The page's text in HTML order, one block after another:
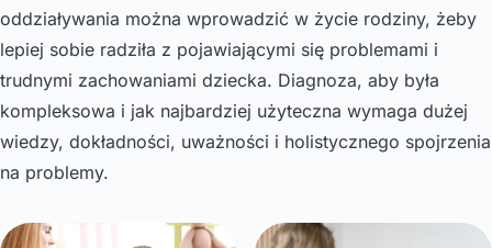
oddziaływania można wprowadzić w życie rodziny, żeby
lepiej sobie radziła z pojawiającymi się problemami i
trudnymi zachowaniami dziecka. Diagnoza, aby była
kompleksowa i jak najbardziej użyteczna wymaga dużej
wiedzy, dokładności, uważności i holistycznego spojrzenia
na problemy.